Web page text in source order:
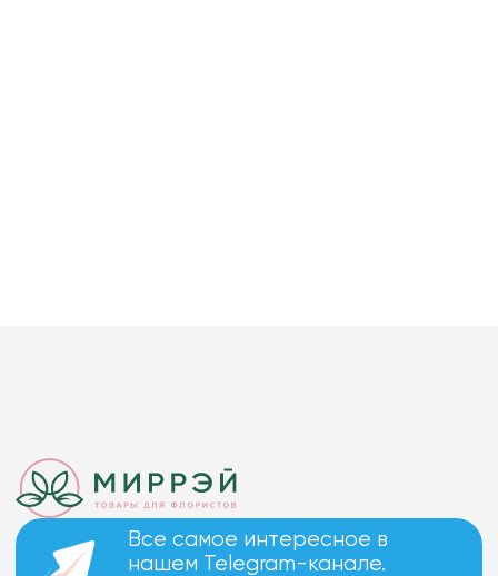
Все самое интересное в
нашем Telegram-канале.